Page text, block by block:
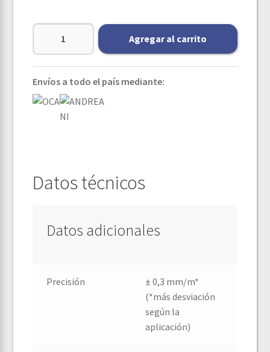
Agregar al carrito
Envíos a todo el país mediante:
Datos técnicos
Datos adicionales
Precisión
± 0,3 mm/m*
(*más desviación
según la
aplicación)